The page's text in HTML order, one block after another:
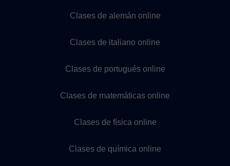
Clases de alemán online
Clases de italiano online
Clases de portugués online
Clases de matemáticas online
Clases de física online
Clases de química online